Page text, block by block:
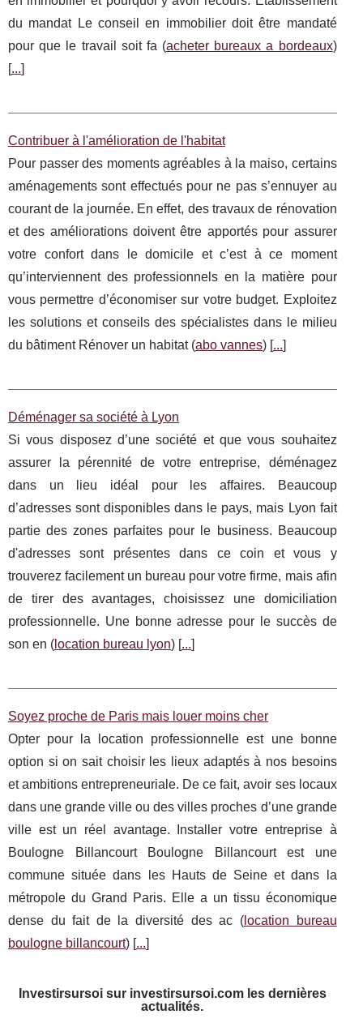
du mandat Le conseil en immobilier doit être mandaté
pour que le travail soit fa (acheter bureaux a bordeaux)
[...]
Contribuer à l'amélioration de l'habitat
Pour passer des moments agréables à la maiso, certains
aménagements sont effectués pour ne pas s’ennuyer au
courant de la journée. En effet, des travaux de rénovation
et des améliorations doivent être apportés pour assurer
votre confort dans le domicile et c’est à ce moment
qu’interviennent des professionnels en la matière pour
vous permettre d’économiser sur votre budget. Exploitez
les solutions et conseils des spécialistes dans le milieu
du bâtiment Rénover un habitat (abo vannes) [...]
Déménager sa société à Lyon
Si vous disposez d’une société et que vous souhaitez
assurer la pérennité de votre entreprise, déménagez
dans un lieu idéal pour les affaires. Beaucoup
d’adresses sont disponibles dans le pays, mais Lyon fait
partie des zones parfaites pour le business. Beaucoup
d'adresses sont présentes dans ce coin et vous y
trouverez facilement un bureau pour votre firme, mais afin
de tirer des avantages, choisissez une domiciliation
professionnelle. Une bonne adresse pour le succès de
son en ( location bureau lyon) [...]
Soyez proche de Paris mais louer moins cher
Opter pour la location professionnelle est une bonne
option si on sait choisir les lieux adaptés à nos besoins
et ambitions entrepreneuriale. De ce fait, avoir ses locaux
dans une grande ville ou des villes proches d’une grande
ville est un réel avantage. Installer votre entreprise à
Boulogne Billancourt Boulogne Billancourt est une
commune située dans les Hauts de Seine et dans la
métropole du Grand Paris. Elle a un tissu économique
dense du fait de la diversité des ac (location bureau
boulogne billancourt) [...]
Investirsursoi sur investirsursoi.com les dernières
actualités.